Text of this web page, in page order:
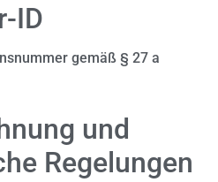
ID
gemäß § 27 a
und
Regelungen